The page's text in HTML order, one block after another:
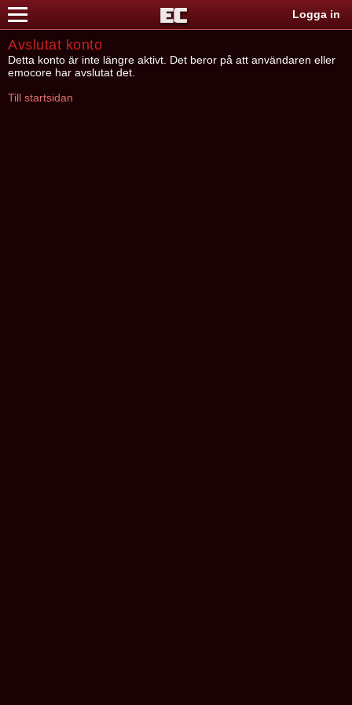
Logga in
Avslutat konto
Detta konto är inte längre aktivt. Det beror på att användaren eller
emocore har avslutat det.
Till startsidan